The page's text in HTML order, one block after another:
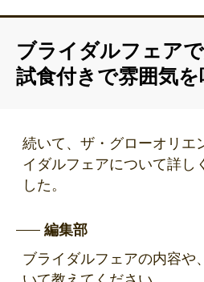
ブライダルフェア
試食付きで雰囲気を
続いて、ザ・グローオリエ
イダルフェアについて詳し
した。
編集部
ブライダルフェアの内容や